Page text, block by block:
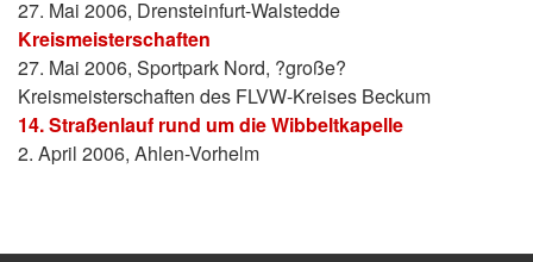
27. Mai 2006, Drensteinfurt-Walstedde
Kreismeisterschaften
27. Mai 2006, Sportpark Nord, ?große?
Kreismeisterschaften des FLVW-Kreises Beckum
14. Straßenlauf rund um die Wibbeltkapelle
2. April 2006, Ahlen-Vorhelm